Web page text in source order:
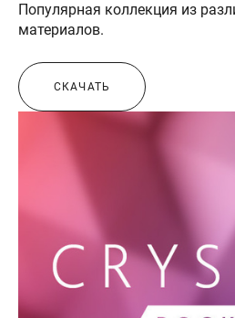
Популярная коллекция из
материалов.
СКАЧАТЬ